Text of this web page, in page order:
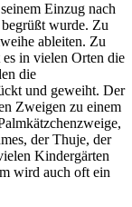
Einzug nach
wurde. Zu
ableiten. Zu
in vielen Orten die
die
und geweiht. Der
Zweigen zu einem
der Thuje, der
Kindergärten
wird auch oft ein